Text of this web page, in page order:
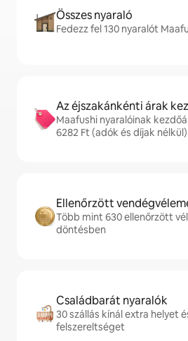
Összes nyaraló
Fedezz fel 130 nyaralót
Az éjszakánkénti árak
Maafushi nyaralóinak
6282 Ft (adók és díjak nélkül)
Ellenőrzött
Több mint 630 ellenőrzött
döntésben
Családbarát nyaralók
30 szállás kínál extra helyet
felszereltséget